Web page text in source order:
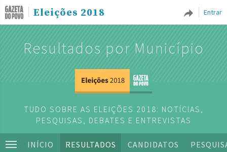
Entrar
Eleições 2018
Resultados por Município
TUDO SOBRE AS ELEIÇÕES 2018: NOTÍCIAS,
PESQUISAS, DEBATES E ENTREVISTAS
INÍCIO RESULTADOS CANDIDATOS